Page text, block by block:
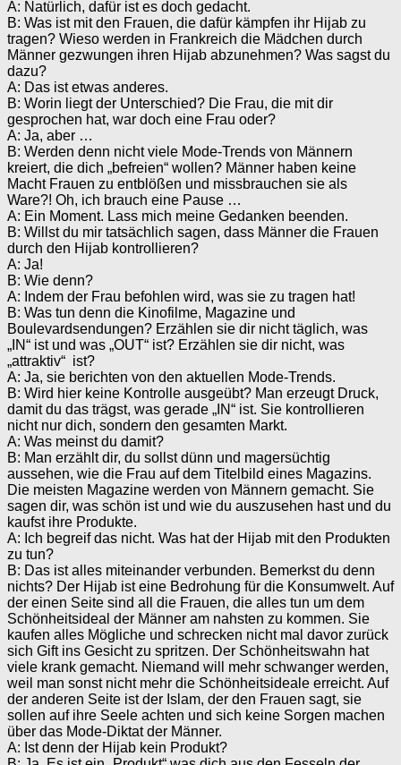
A: Natürlich, dafür ist es doch gedacht.
B: Was ist mit den Frauen, die dafür kämpfen ihr Hijab zu
tragen? Wieso werden in Frankreich die Mädchen durch
Männer gezwungen ihren Hijab abzunehmen? Was sagst du
dazu?
A: Das ist etwas anderes.
B: Worin liegt der Unterschied? Die Frau, die mit dir
gesprochen hat, war doch eine Frau oder?
A: Ja, aber …
B: Werden denn nicht viele Mode-Trends von Männern
kreiert, die dich „befreien“ wollen? Männer haben keine
Macht Frauen zu entblößen und missbrauchen sie als
Ware?! Oh, ich brauch eine Pause …
A: Ein Moment. Lass mich meine Gedanken beenden.
B: Willst du mir tatsächlich sagen, dass Männer die Frauen
durch den Hijab kontrollieren?
A: Ja!
B: Wie denn?
A: Indem der Frau befohlen wird, was sie zu tragen hat!
B: Was tun denn die Kinofilme, Magazine und
Boulevardsendungen? Erzählen sie dir nicht täglich, was
„IN“ ist und was „OUT“ ist? Erzählen sie dir nicht, was
„attraktiv“ ist?
A: Ja, sie berichten von den aktuellen Mode-Trends.
B: Wird hier keine Kontrolle ausgeübt? Man erzeugt Druck,
damit du das trägst, was gerade „IN“ ist. Sie kontrollieren
nicht nur dich, sondern den gesamten Markt.
A: Was meinst du damit?
B: Man erzählt dir, du sollst dünn und magersüchtig
aussehen, wie die Frau auf dem Titelbild eines Magazins.
Die meisten Magazine werden von Männern gemacht. Sie
sagen dir, was schön ist und wie du auszusehen hast und du
kaufst ihre Produkte.
A: Ich begreif das nicht. Was hat der Hijab mit den Produkten
zu tun?
B: Das ist alles miteinander verbunden. Bemerkst du denn
nichts? Der Hijab ist eine Bedrohung für die Konsumwelt. Auf
der einen Seite sind all die Frauen, die alles tun um dem
Schönheitsideal der Männer am nahsten zu kommen. Sie
kaufen alles Mögliche und schrecken nicht mal davor zurück
sich Gift ins Gesicht zu spritzen. Der Schönheitswahn hat
viele krank gemacht. Niemand will mehr schwanger werden,
weil man sonst nicht mehr die Schönheitsideale erreicht. Auf
der anderen Seite ist der Islam, der den Frauen sagt, sie
sollen auf ihre Seele achten und sich keine Sorgen machen
über das Mode-Diktat der Männer.
A: Ist denn der Hijab kein Produkt?